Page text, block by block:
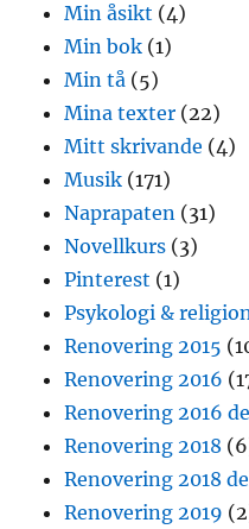
Min åsikt (4)
Min bok (1)
Min tå (5)
Mina texter (22)
Mitt skrivande (4)
Musik (171)
Naprapaten (31)
Novellkurs (3)
Pinterest (1)
Psykologi &
Renovering 2015
Renovering 2016
Renovering 2016
Renovering 2018
Renovering 2018
Renovering 2019